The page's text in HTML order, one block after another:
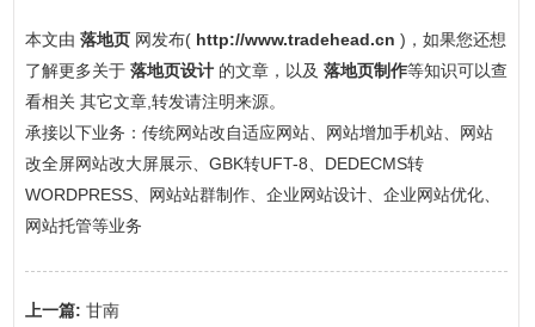
本文由 落地页 网发布( http://www.tradehead.cn )，如果您还想
了解更多关于 落地页设计 的文章，以及 落地页制作等知识可以查
看相关 其它文章,转发请注明来源。
承接以下业务：传统网站改自适应网站、网站增加手机站、网站
改全屏网站改大屏展示、GBK转UFT-8、DEDECMS转
WORDPRESS、网站站群制作、企业网站设计、企业网站优化、
网站托管等业务
上一篇: 甘南